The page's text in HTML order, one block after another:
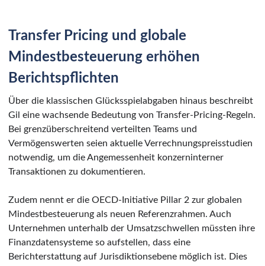
Transfer Pricing und globale
Mindestbesteuerung erhöhen
Berichtspflichten
Über die klassischen Glücksspielabgaben hinaus beschreibt
Gil eine wachsende Bedeutung von Transfer-Pricing-Regeln.
Bei grenzüberschreitend verteilten Teams und
Vermögenswerten seien aktuelle Verrechnungspreisstudien
notwendig, um die Angemessenheit konzerninterner
Transaktionen zu dokumentieren.
Zudem nennt er die OECD-Initiative Pillar 2 zur globalen
Mindestbesteuerung als neuen Referenzrahmen. Auch
Unternehmen unterhalb der Umsatzschwellen müssten ihre
Finanzdatensysteme so aufstellen, dass eine
Berichterstattung auf Jurisdiktionsebene möglich ist. Dies